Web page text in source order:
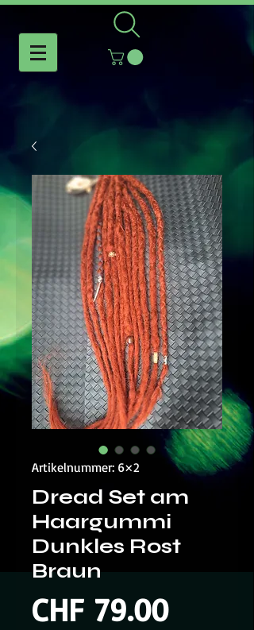
Artikelnummer: 6×2
Dread Set am
Haargummi
Dunkles Rost
Braun
CHF 79.00Preis